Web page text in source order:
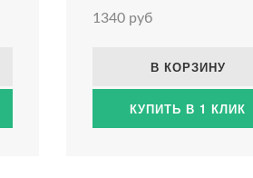
1340 руб
В КОРЗИНУ
КУПИТЬ В 1 КЛИК